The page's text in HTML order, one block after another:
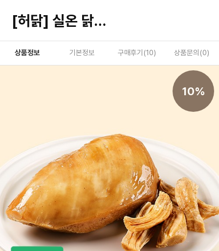
[허닭] 실온 닭가슴살 오리지널 120g
상품정보 기본정보 구매후기(10) 상품문의(0)
10%